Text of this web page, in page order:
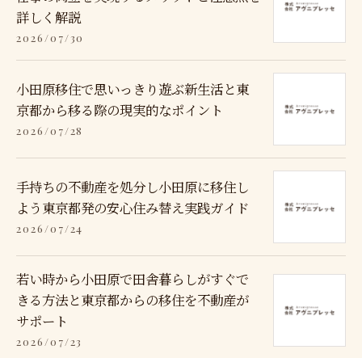
詳しく解説
2026/07/30
小田原移住で思いっきり遊ぶ新生活と東
京都から移る際の現実的なポイント
2026/07/28
手持ちの不動産を処分し小田原に移住し
よう東京都発の安心住み替え実践ガイド
2026/07/24
若い時から小田原で田舎暮らしがすぐで
きる方法と東京都からの移住を不動産が
サポート
2026/07/23